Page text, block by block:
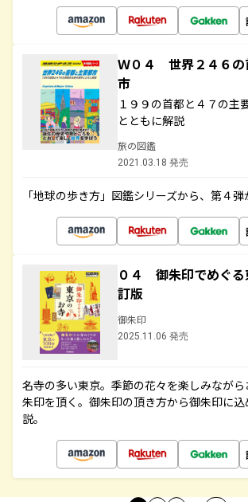
Ｗ０４ 世界２４６の
市
１９９の首都と４７の主
とともに解説
旅の図鑑
2021.03.18 発売
「地球の歩き方」図鑑シリーズから、第４弾
０４ 御朱印でめぐ
訂版
御朱印
2025.11.06 発売
名寺の多い東京。季節の花々を楽しみなが
朱印を頂く。御朱印の頂き方から御朱印に
説。